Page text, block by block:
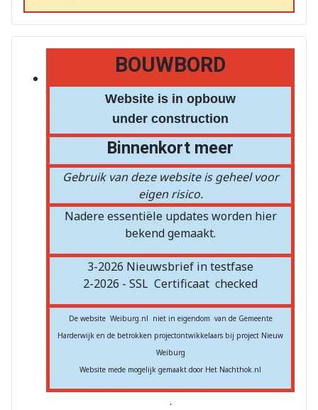
BOUWBORD
Website is in opbouw
under construction
Binnenkort meer
Gebruik van deze website is geheel voor
eigen risico.
Nadere essentiële updates worden hier
bekend gemaakt.
3-2026 Nieuwsbrief in testfase
2-2026 - SSL Certificaat checked
De website Weiburg.nl niet in eigendom van de Gemeente
Harderwijk en de betrokken projectontwikkelaars bij project Nieuw
Weiburg
Website mede mogelijk gemaakt door Het Nachthok.nl
.